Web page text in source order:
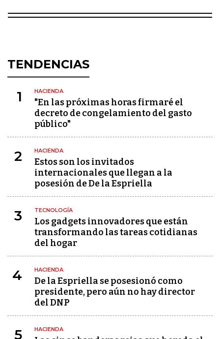
TENDENCIAS
1 HACIENDA
"En las próximas horas firmaré el
decreto de congelamiento del gasto
público"
2 HACIENDA
Estos son los invitados
internacionales que llegan a la
posesión de De la Espriella
3 TECNOLOGÍA
Los gadgets innovadores que están
transformando las tareas cotidianas
del hogar
4 HACIENDA
De la Espriella se posesionó como
presidente, pero aún no hay director
del DNP
5 HACIENDA